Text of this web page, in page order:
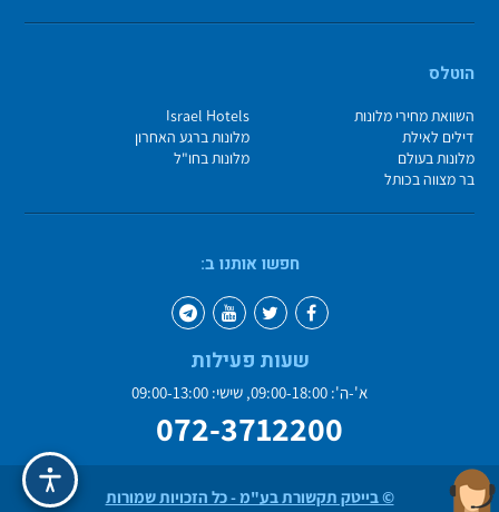
הוטלס
השוואת מחירי מלונות
Israel Hotels
דילים לאילת
מלונות ברגע האחרון
מלונות בעולם
מלונות בחו"ל
בר מצווה בכותל
חפשו אותנו ב:
שעות פעילות
א'-ה': 09:00-18:00, שישי: 09:00-13:00
072-3712200
© בייטק תקשורת בע"מ - כל הזכויות שמורות